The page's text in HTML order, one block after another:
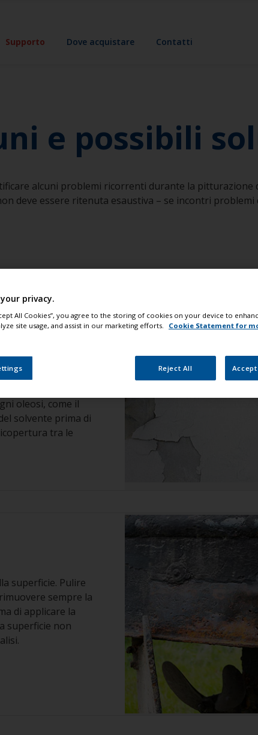
Supporto Dove acquistare Contatti
e possibili
alcuni problemi ricorrenti durante la
deve essere ritenuta esaustiva – se incontri
sia pulita,
adeguatamente
oleosi, come il
solvente prima di
tra le
superficie. Pulire
sempre la
di applicare la
superficie non
privacy.
All Cookies”, you agree to the storing of cookies on your device to
site usage, and assist in our marketing efforts.
Cookie Statement for
Reject All